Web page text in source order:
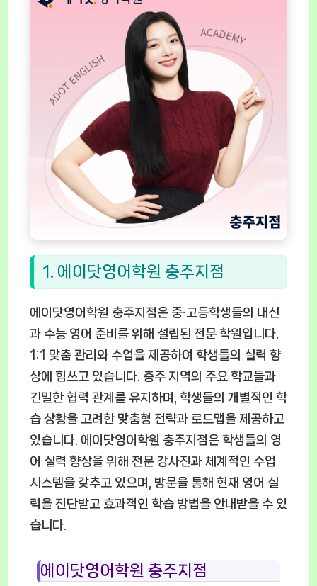
1. 에이닷영어학원 충주지점
에이닷영어학원 충주지점은 중·고등학생들의 내신
과 수능 영어 준비를 위해 설립된 전문 학원입니다.
1:1 맞춤 관리와 수업을 제공하여 학생들의 실력 향
상에 힘쓰고 있습니다. 충주 지역의 주요 학교들과
긴밀한 협력 관계를 유지하며, 학생들의 개별적인 학
습 상황을 고려한 맞춤형 전략과 로드맵을 제공하고
있습니다. 에이닷영어학원 충주지점은 학생들의 영
어 실력 향상을 위해 전문 강사진과 체계적인 수업
시스템을 갖추고 있으며, 방문을 통해 현재 영어 실
력을 진단받고 효과적인 학습 방법을 안내받을 수 있
습니다.
에이닷영어학원 충주지점